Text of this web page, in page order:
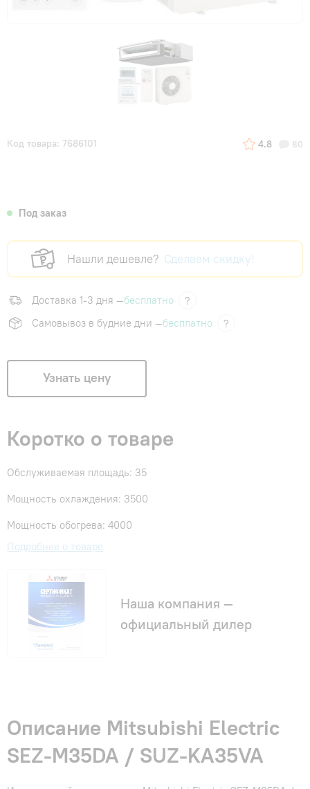
Код товара: 7686101 4.8 80
Под заказ
Нашли дешевле? Сделаем скидку!
Доставка 1-3 дня —бесплатно
?
Самовывоз в будние дни —бесплатно ?
Узнать цену
Коротко о товаре
Обслуживаемая площадь: 35
Мощность охлаждения: 3500
Мощность обогрева: 4000
Подробнее о товаре
Наша компания —
официальный дилер
Описание Mitsubishi Electric
SEZ-M35DA / SUZ-KA35VA